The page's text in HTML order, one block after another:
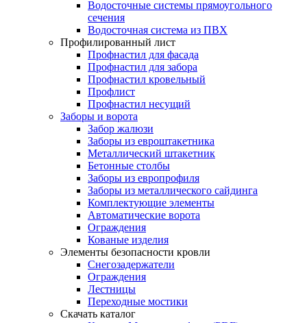
Водосточные системы прямоугольного
сечения
Водосточная система из ПВХ
Профилированный лист
Профнастил для фасада
Профнастил для забора
Профнастил кровельный
Профлист
Профнастил несущий
Заборы и ворота
Забор жалюзи
Заборы из евроштакетника
Металлический штакетник
Бетонные столбы
Заборы из европрофиля
Заборы из металлического сайдинга
Комплектующие элементы
Автоматические ворота
Ограждения
Кованые изделия
Элементы безопасности кровли
Снегозадержатели
Ограждения
Лестницы
Переходные мостики
Скачать каталог